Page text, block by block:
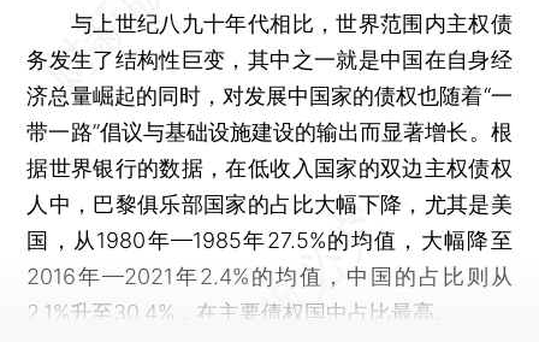
与上世纪八九十年代相比，世界范围内主权债
务发生了结构性巨变，其中之一就是中国在自身经
济总量崛起的同时，对发展中国家的债权也随着“一
带一路”倡议与基础设施建设的输出而显著增长。根
据世界银行的数据，在低收入国家的双边主权债权
人中，巴黎俱乐部国家的占比大幅下降，尤其是美
国，从1980年—1985年27.5%的均值，大幅降至
2016年—2021年2.4%的均值，中国的占比则从
2.1%升至30.4%，在主要债权国中占比最高。